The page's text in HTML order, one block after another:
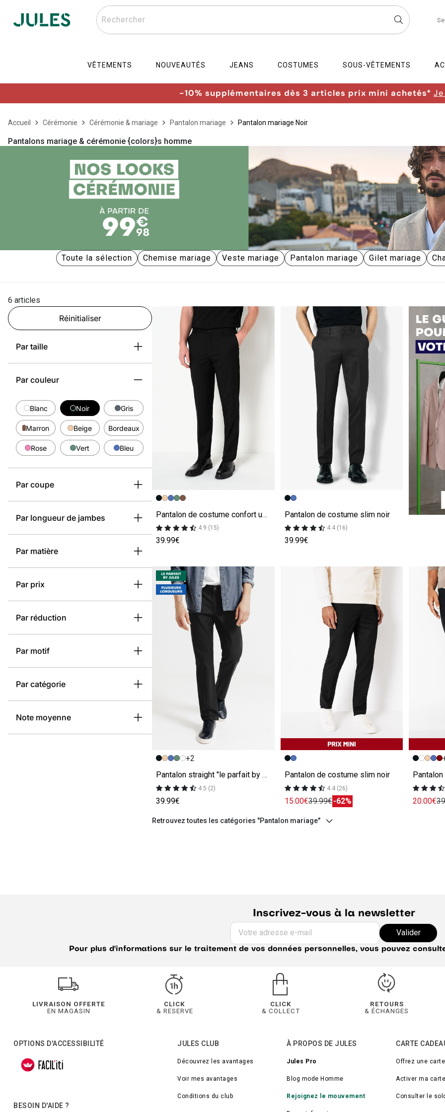
Rechercher
VÊTEMENTS NOUVEAUTÉS JEANS COSTUMES SOUS-VÊTEMENTS
-10% supplémentaires dès 3 articles prix mini achetés*
Accueil Cérémonie Cérémonie & mariage Pantalon mariage Pantalon mariage Noir
Pantalons mariage & cérémonie {colors}s homme
Toute la sélection Chemise mariage Veste mariage Pantalon mariage Gilet mariage
6 articles
Réinitialiser
Par taille
Par couleur
Blanc Noir Gris
Marron Beige Bordeaux
Rose Vert Bleu
Par coupe
Par longueur de jambes
Par matière
Par prix
Par réduction
Par motif
Par catégorie
Note moyenne
Image précédente
Image suivante
Pantalon de costume confort uni noir
4.9 (15)
39.99€
Image précédente
Image suivante
Pantalon de costume slim noir
4.4 (16)
39.99€
Image précédente
Image suivante
+2
Pantalon straight "le parfait by JULES " noir
4.5 (2)
39.99€
Image précédente
Image suivante
Pantalon de costume slim noir
4.4 (26)
15.00€39.99€-62%
Image
Image
20.00€
Retrouvez toutes les catégories "Pantalon mariage"
Inscrivez-vous à la newsletter
Votre adresse e-mail Valider
Pour plus d'informations sur le traitement de vos données personnelles, vous pouvez
LIVRAISON OFFERTE
EN MAGASIN
CLICK
& RESERVE
CLICK
& COLLECT
RETOURS
& ÉCHANGES
OPTIONS D'ACCESSIBILITÉ
BESOIN D'AIDE ?
JULES CLUB
Découvrez les avantages
Voir mes avantages
Conditions du club
À PROPOS DE JULES
Jules Pro
Blog mode Homme
Rejoignez le mouvement
CARTE
Offrez une
Activer ma carte
Consulter le